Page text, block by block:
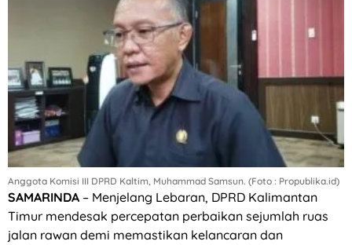
Anggota Komisi III DPRD Kaltim, Muhammad Samsun. (Foto : Propublika.id)
SAMARINDA – Menjelang Lebaran, DPRD Kalimantan
Timur mendesak percepatan perbaikan sejumlah ruas
jalan rawan demi memastikan kelancaran dan